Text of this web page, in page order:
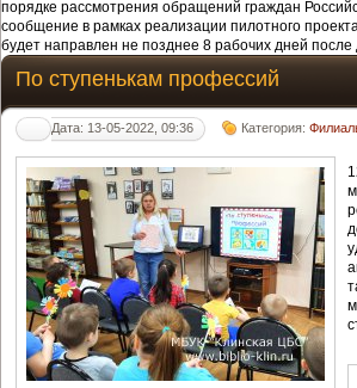
порядке рассмотрения обращений граждан
сообщение в рамках реализации пилотного
будет направлен не позднее 8 рабочих дней
По ступенькам профессий
Дата: 13-05-2022, 09:36 Категория: